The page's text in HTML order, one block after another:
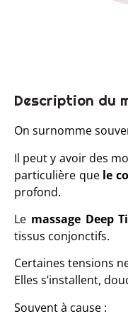
Description du
On surnomme
Il peut y avoir des
particulière que le
profond.
Le massage Deep
tissus conjonctifs.
Certaines tensions
Elles s’installent,
Souvent à cause :